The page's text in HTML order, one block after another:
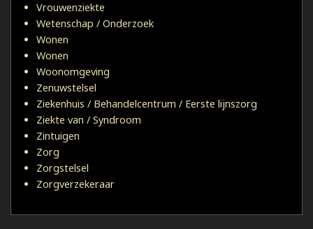
Vrouwenziekte
Wetenschap / Onderzoek
Wonen
Wonen
Woonomgeving
Zenuwstelsel
Ziekenhuis / Behandelcentrum / Eerste lijnszorg
Ziekte van / Syndroom
Zintuigen
Zorg
Zorgstelsel
Zorgverzekeraar